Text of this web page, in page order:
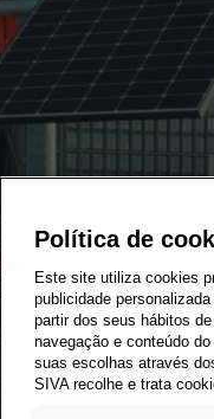
Política de
Este site utiliza cookies
publicidade
partir dos seus hábitos
navegação e conteúdo
suas escolhas através
SIVA recolhe e trata